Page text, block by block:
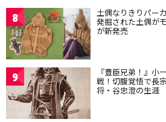
8 土偶なりきりパー
発掘された土偶が
が新発売
9 『豊臣兄弟！』小
戦！切腹覚悟で長
将・谷忠澄の生涯